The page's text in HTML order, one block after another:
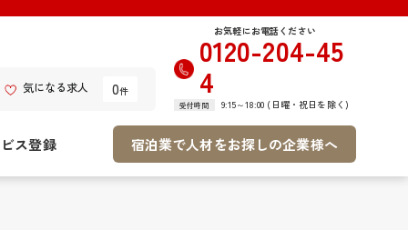
気になる求人 0件
お気軽にお電話ください
0120-204-45
4
受付時間 9:15～18:00 (日曜・祝日を除く)
ス登録 宿泊業で人材をお探しの企業様へ